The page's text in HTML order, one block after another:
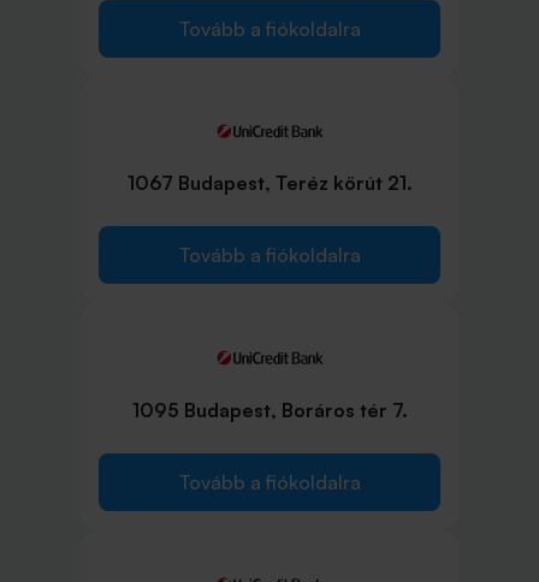
Tovább a fiókoldalra
1067 Budapest, Teréz körút 21.
Tovább a fiókoldalra
1095 Budapest, Boráros tér 7.
Tovább a fiókoldalra